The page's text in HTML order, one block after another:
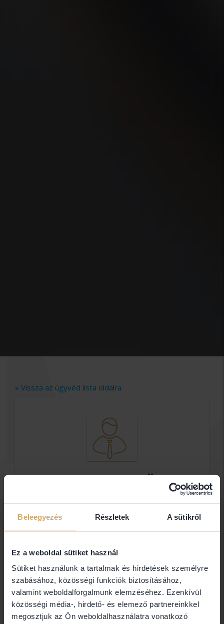
Beleegyezés Részletek A sütikről
Ez a weboldal sütiket használ
Sütiket használunk a tartalmak és hirdetések személyre
szabásához, közösségi funkciók biztosításához,
valamint weboldalforgalmunk elemzéséhez. Ezenkívül
közösségi média-, hirdető- és elemező partnereinkkel
megosztjuk az Ön weboldalhasználatra vonatkozó
» Vissza az ügyvéd lista oldalra
Dr. Fekete Gábor Ügyvéd
Dr. Fekete Gábor egyéni ügyvéd
6000 Kecskemét
Jogi területek